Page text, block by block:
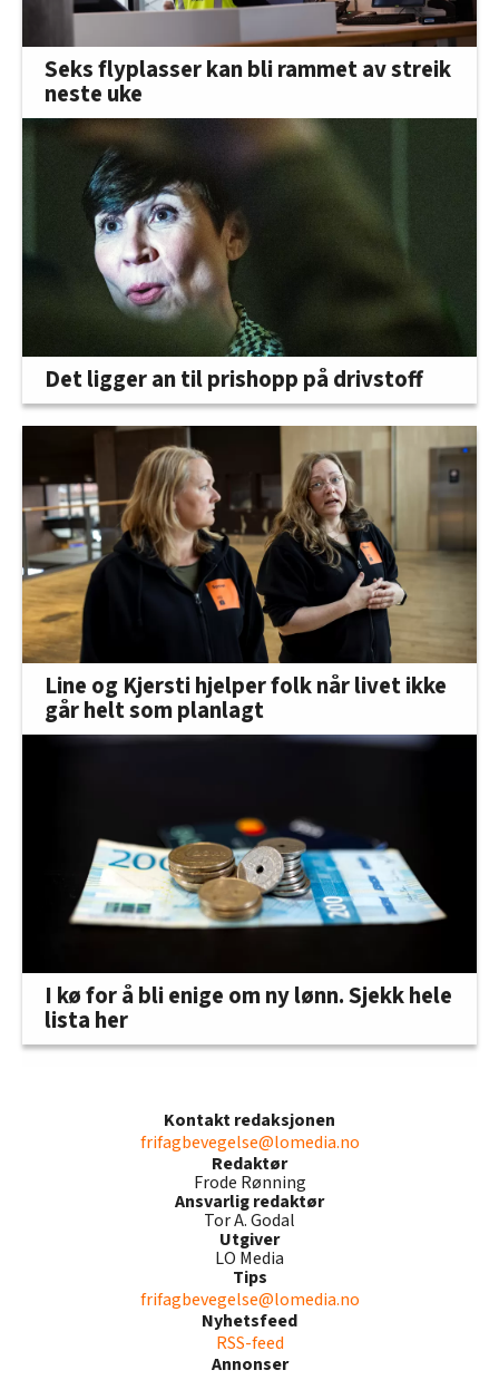
Seks flyplasser kan bli rammet av streik
neste uke
Det ligger an til prishopp på drivstoff
Line og Kjersti hjelper folk når livet ikke
går helt som planlagt
I kø for å bli enige om ny lønn. Sjekk hele
lista her
Kontakt redaksjonen
frifagbevegelse@lomedia.no
Redaktør
Frode Rønning
Ansvarlig redaktør
Tor A. Godal
Utgiver
LO Media
Tips
frifagbevegelse@lomedia.no
Nyhetsfeed
RSS-feed
Annonser